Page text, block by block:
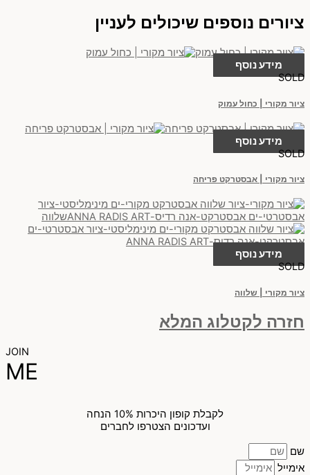
ציורים נוספים שיכולים לעניין
מידע נוסף
SOLD
ציור מקורי | כחול עמוק
מידע נוסף
SOLD
ציור מקורי | אבסטרקט פריחה
מידע נוסף
SOLD
ציור מקורי | שלווה
חזרה לקטלוג המלא
JOIN
ME
לקבלת קופון היכרות 10% הנחה
ועדכונים הצטרפו לחברים
שם
אימייל